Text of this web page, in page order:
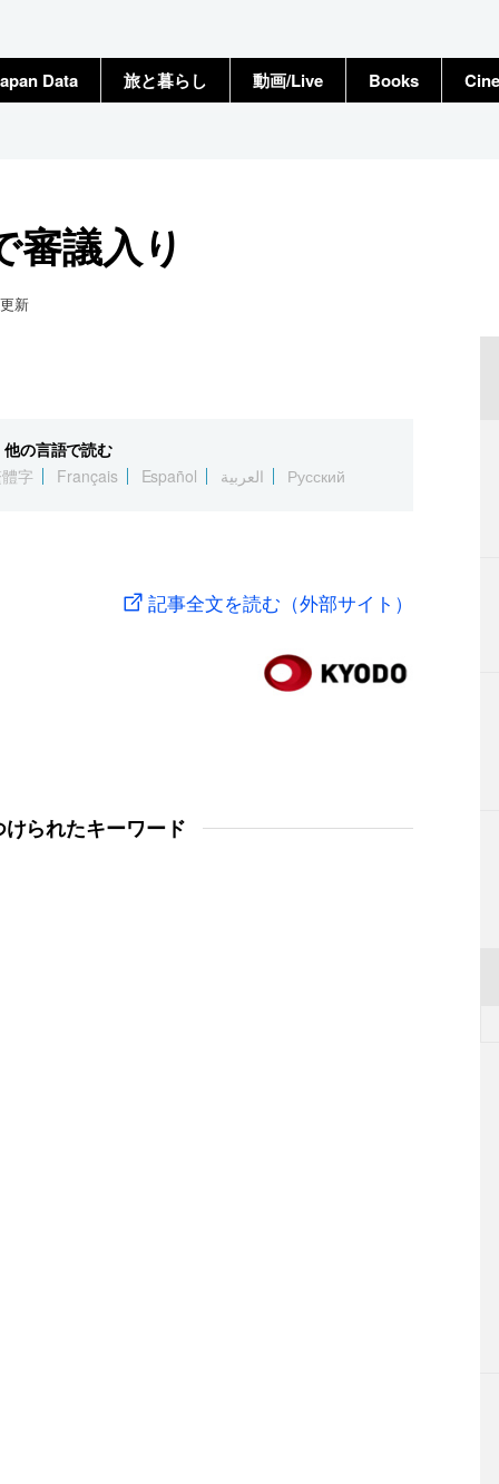
Data 旅と暮らし 動画/Live Books
審議入り
更新
他の言語で読む
字
Français Español العربية Русский
記事全文を読む（外部サイト）
られたキーワード